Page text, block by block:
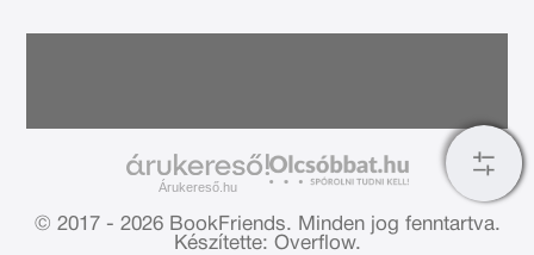
Árukereső.hu
© 2017 - 2026 BookFriends. Minden jog fenntartva.
Készítette: Overflow.